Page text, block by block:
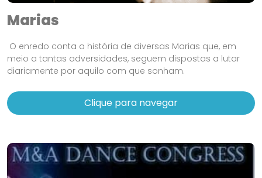
Marias
O enredo conta a história de diversas Marias que, em
meio a tantas adversidades, seguem dispostas a lutar
diariamente por aquilo com que sonham.
Clique para navegar